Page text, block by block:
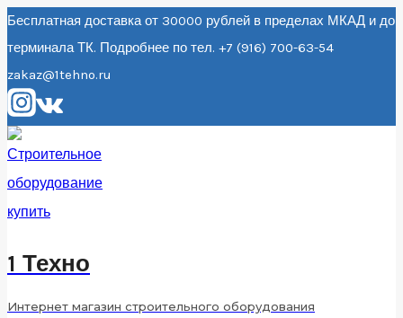
Перейти
к
содержанию
Бесплатная доставка от 30000 рублей в пределах МКАД и до
терминала ТК. Подробнее по тел. +7 (916) 700-63-54
zakaz@1tehno.ru
1 Техно
Интернет магазин строительного оборудования